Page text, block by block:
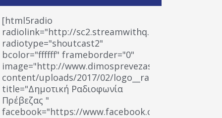
[html5radio
radiolink="http://sc2.streamwithq.com:8028/
radiotype="shoutcast2"
bcolor="ffffff" frameborder="0"
image="http://www.dimosprevezas.gr/wp-
content/uploads/2017/02/logo__radiofonias.jpg"
title="Δημοτική Ραδιοφωνία
Πρέβεζας "
facebook="https://www.facebook.com/